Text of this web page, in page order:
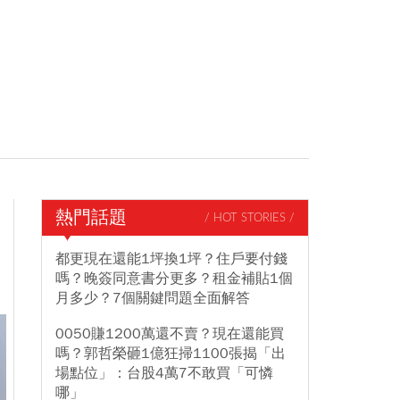
熱門話題 / HOT STORIES /
都更現在還能1坪換1坪？住戶要付錢
嗎？晚簽同意書分更多？租金補貼1個
月多少？7個關鍵問題全面解答
0050賺1200萬還不賣？現在還能買
嗎？郭哲榮砸1億狂掃1100張揭「出
場點位」：台股4萬7不敢買「可憐
哪」